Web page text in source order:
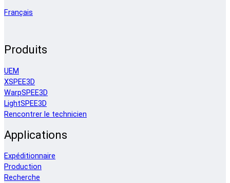
Français
Produits
UEM
XSPEE3D
WarpSPEE3D
LightSPEE3D
Rencontrer le technicien
Applications
Expéditionnaire
Production
Recherche